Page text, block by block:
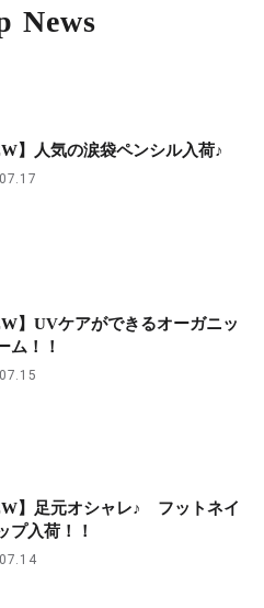
News
】人気の涙袋ペンシル入荷♪
】UVケアができるオーガニッ
ム！！
】足元オシャレ♪ フットネイ
プ入荷！！